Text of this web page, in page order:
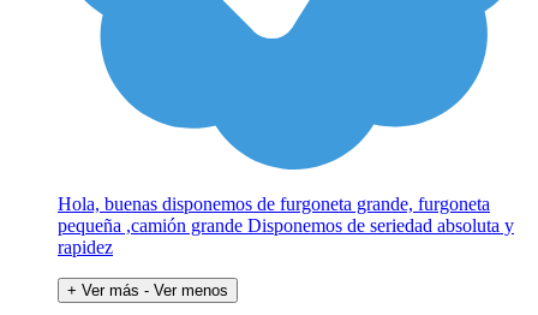
Hola, buenas disponemos de furgoneta grande, furgoneta
pequeña ,camión grande Disponemos de seriedad absoluta y
rapidez
+ Ver más - Ver menos